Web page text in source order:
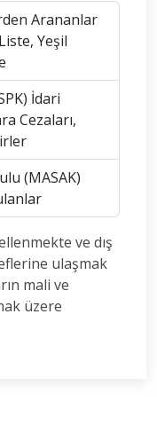
Arananlar
Yeşil
İdari
Cezaları,
(MASAK)
ve dış
ulaşmak
mali ve
üzere